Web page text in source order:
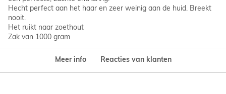
Hecht perfect aan het haar en zeer weinig aan de huid. Breekt
nooit.
Het ruikt naar zoethout
Zak van 1000 gram
Meer info Reacties van klanten